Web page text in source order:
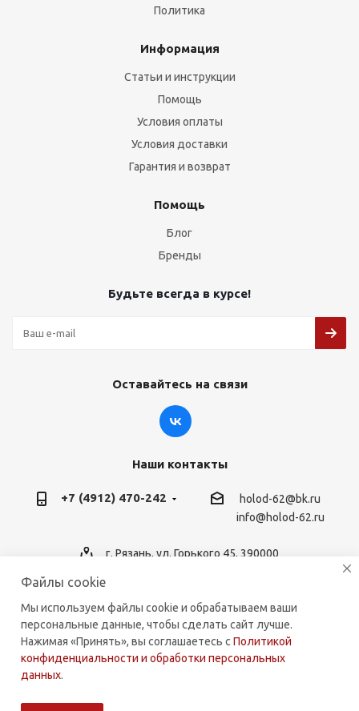
Политика
Информация
Статьи и инструкции
Помощь
Условия оплаты
Условия доставки
Гарантия и возврат
Помощь
Блог
Бренды
Будьте всегда в курсе!
Оставайтесь на связи
Наши контакты
+7 (4912) 470-242
holod-62@bk.ru
info@holod-62.ru
г. Рязань, ул. Горького 45, 390000
2026 © holod-62.ru. Комплектующие для бытовой и
коммерческой техники.
Файлы cookie
Мы используем файлы cookie и обрабатываем ваши
персональные данные, чтобы сделать сайт лучше.
Нажимая «Принять», вы соглашаетесь с Политикой
конфиденциальности и обработки персональных
данных.